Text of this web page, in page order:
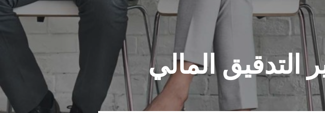
المالي